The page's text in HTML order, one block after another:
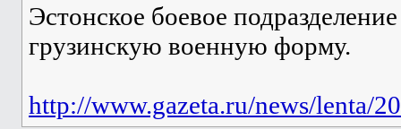
Эстонское боевое
грузинскую военную форму.
http://www.gazeta.ru/news/lenta/